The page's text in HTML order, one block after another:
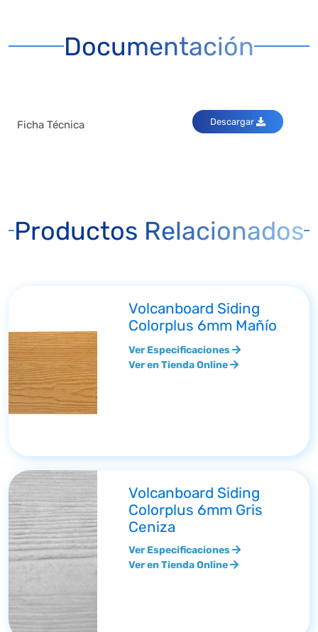
Documentación
Ficha Técnica Descargar
Productos Relacionados
Volcanboard Siding
Colorplus 6mm Mañío
Ver Especificaciones
Ver en Tienda Online
Volcanboard Siding
Colorplus 6mm Gris
Ceniza
Ver Especificaciones
Ver en Tienda Online